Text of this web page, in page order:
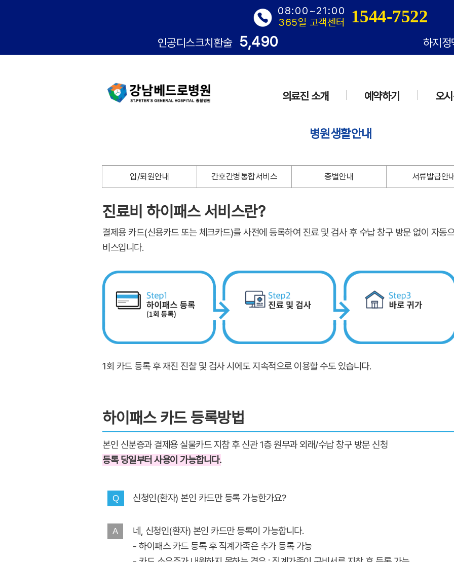
08:00~21:00
365일 고객센터
1544-7522
인공디스크치환술 5,490 하지
의료진 소개 예약하기 오
병원생활안내
입/퇴원안내 간호간병통합서비스 층별안내 서류발급안
진료비 하이패스 서비스란?
결제용 카드(신용카드 또는 체크카드)를 사전에 등록하여 진료 및 검사 후 수납 창구 방문 없이 자동
비스입니다.
1회 카드 등록 후 재진 진찰 및 검사 시에도 지속적으로 이용할 수도 있습니다.
하이패스 카드 등록방법
본인 신분증과 결제용 실물카드 지참 후 신관 1층 원무과 외래/수납 창구 방문 신청
등록 당일부터 사용이 가능합니다.
Q 신청인(환자) 본인 카드만 등록 가능한가요?
A
네, 신청인(환자) 본인 카드만 등록이 가능합니다.
- 하이패스 카드 등록 후 직계가족은 추가 등록 가능